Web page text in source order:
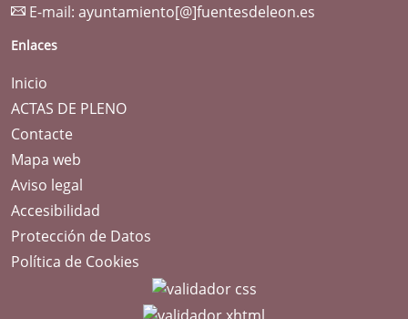
E-mail: ayuntamiento[@]fuentesdeleon.es
Enlaces
Inicio
ACTAS DE PLENO
Contacte
Mapa web
Aviso legal
Accesibilidad
Protección de Datos
Política de Cookies